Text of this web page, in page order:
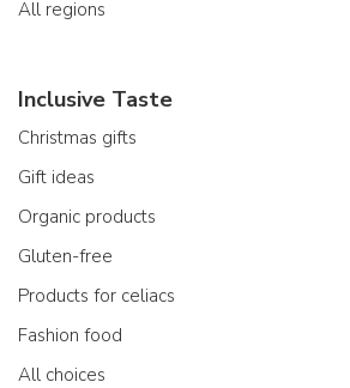
All regions
Inclusive Taste
Christmas gifts
Gift ideas
Organic products
Gluten-free
Products for celiacs
Fashion food
All choices